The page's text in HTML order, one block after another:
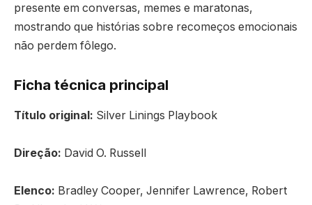
presente em conversas, memes e maratonas,
mostrando que histórias sobre recomeços emocionais
não perdem fôlego.
Ficha técnica principal
Título original: Silver Linings Playbook
Direção: David O. Russell
Elenco: Bradley Cooper, Jennifer Lawrence, Robert